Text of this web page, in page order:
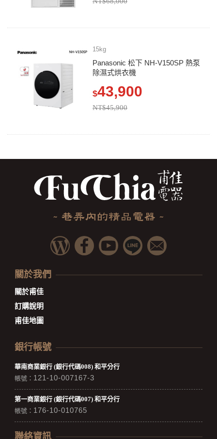
15kg
Panasonic 松下 NH-V150SP 熱泵
除濕式烘衣機
$43,900
NT$45,900
關於我們
關於甫佳
訂購說明
甫佳地圖
銀行帳號
華南商業銀行 (銀行代碼008) 和平分行
帳號： 121-10-007167-3
第一商業銀行 (銀行代碼007) 和平分行
帳號： 176-10-010765
聯絡資訊